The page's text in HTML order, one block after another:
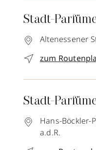
Stadt-
Altenessener
zum
Stadt-
Hans-Böckler-
a.d.R.